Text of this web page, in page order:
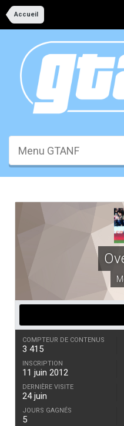
Accueil
Menu GTANF
COMPTEUR DE CONTENUS
3 415
INSCRIPTION
11 juin 2012
DERNIÈRE VISITE
24 juin
JOURS GAGNÉS
5